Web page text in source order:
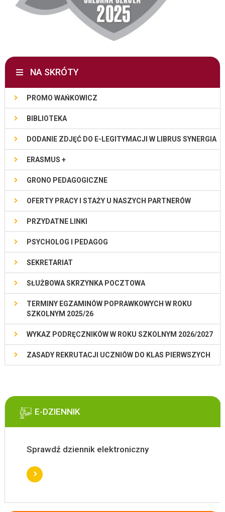
NA SKRÓTY
PROMO WAŃKOWICZ
BIBLIOTEKA
DODANIE ZDJĘĆ DO E-LEGITYMACJI W LIBRUS SYNERGIA
ERASMUS +
GRONO PEDAGOGICZNE
OFERTY PRACY I STAŻY U NASZYCH PARTNERÓW
PRZYDATNE LINKI
PSYCHOLOG I PEDAGOG
SEKRETARIAT
SŁUŻBOWA SKRZYNKA POCZTOWA
TERMINY EGZAMINÓW POPRAWKOWYCH W ROKU
SZKOLNYM 2025/26
WYKAZ PODRĘCZNIKÓW W ROKU SZKOLNYM 2026/2027
ZASADY REKRUTACJI UCZNIÓW DO KLAS PIERWSZYCH
E-DZIENNIK
Sprawdź dziennik elektroniczny